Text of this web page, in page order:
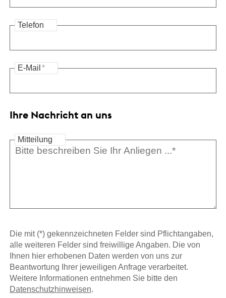
Telefon
E-Mail *
Ihre Nachricht an uns
Mitteilung
Die mit (*) gekennzeichneten Felder sind Pflichtangaben,
alle weiteren Felder sind freiwillige Angaben. Die von
Ihnen hier erhobenen Daten werden von uns zur
Beantwortung Ihrer jeweiligen Anfrage verarbeitet.
Weitere Informationen entnehmen Sie bitte den
Datenschutzhinweisen.